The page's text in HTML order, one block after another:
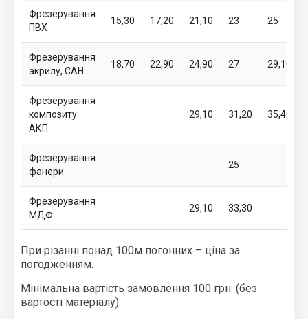
Фрезерування
ПВХ
15,30 17,20 21,10 23 25
Фрезерування
акрилу, САН
18,70 22,90 24,90 27 29,10
Фрезерування
композиту
АКП
29,10 31,20 35,40
Фрезерування
фанери
25
Фрезерування
МДФ
29,10 33,30
При різанні понад 100м погонних – ціна за
погодженням.
Мінімальна вартість замовлення 100 грн. (без
вартості матеріалу).